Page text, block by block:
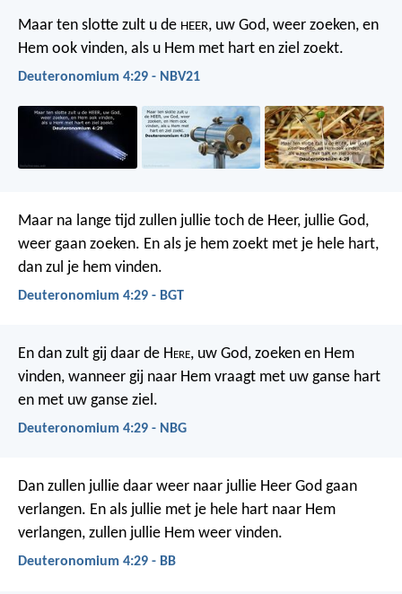
Maar ten slotte zult u de HEER, uw God, weer zoeken, en
Hem ook vinden, als u Hem met hart en ziel zoekt.
Deuteronomium 4:29 - NBV21
Maar na lange tijd zullen jullie toch de Heer, jullie God,
weer gaan zoeken. En als je hem zoekt met je hele hart,
dan zul je hem vinden.
Deuteronomium 4:29 - BGT
En dan zult gij daar de Here, uw God, zoeken en Hem
vinden, wanneer gij naar Hem vraagt met uw ganse hart
en met uw ganse ziel.
Deuteronomium 4:29 - NBG
Dan zullen jullie daar weer naar jullie Heer God gaan
verlangen. En als jullie met je hele hart naar Hem
verlangen, zullen jullie Hem weer vinden.
Deuteronomium 4:29 - BB